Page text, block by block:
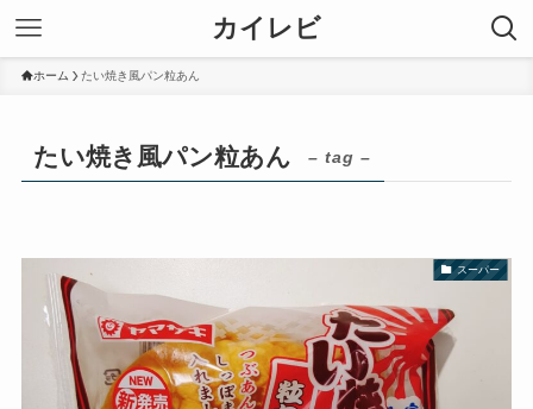
カイレビ
ホーム たい焼き風パン粒あん
たい焼き風パン粒あん – tag –
スーパー